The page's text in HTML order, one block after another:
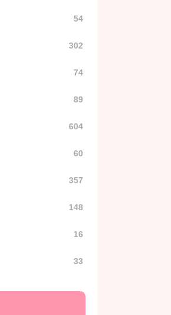
54
302
74
89
604
60
357
148
16
33